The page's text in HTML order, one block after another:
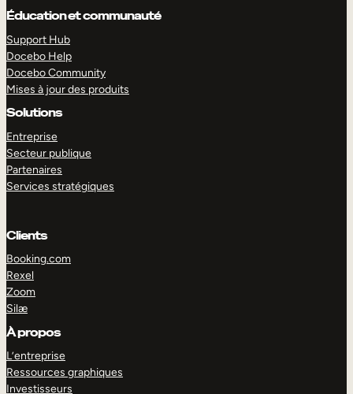
Éducation et communauté
Support Hub
Docebo Help
Docebo Community
Mises à jour des produits
Solutions
Entreprise
Secteur publique
Partenaires
Services stratégiques
Clients
Booking.com
Rexel
Zoom
Silæ
À propos
L’entreprise
Ressources graphiques
Investisseurs